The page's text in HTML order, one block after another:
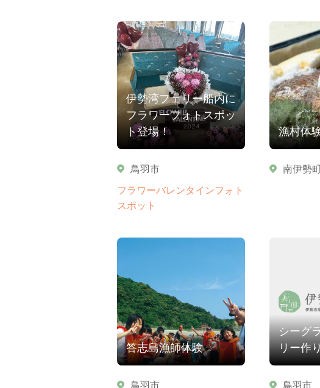
伊勢湾フェリー船内に
フラワーフォトスポッ
ト登場！
鳥羽市
フラワーバレンタインフォト
スポット
漁村体
南伊勢
答志島漁師体験
鳥羽市
シーグ
リー作
鳥羽市